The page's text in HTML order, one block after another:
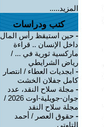
المزيد.....
كتب ودراسات
- حين استيقظ رأس المال
داخل الإنسان .. قراءة
ماركسية ثورية في ... /
رياض الشرايطي
- ابجديات العطاء / انتصار
كامل جفلان الخشت
- مجلة سلاح النقد، عدد
جوان-جويلية-اوت 2026 /
مجلة سلاح النقد
- حقوق العصر / أحمد
التاوتي